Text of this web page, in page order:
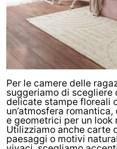
Per le camere delle
suggeriamo di scegliere
delicate stampe floreali
un’atmosfera
e geometrici per un look
Utilizziamo anche carte
paesaggi o motivi